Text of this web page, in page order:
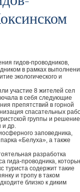
гидов-проводников,
в рамках
экологического и
участие 8 жителей сел
в себя следующие
препятствий в горной
спасательных
группы и решение
и др.
заповедника,
«Белуха», а также
разработка
гида-проводника,
туриста содержит такие
и тропу в таком
близко к диким